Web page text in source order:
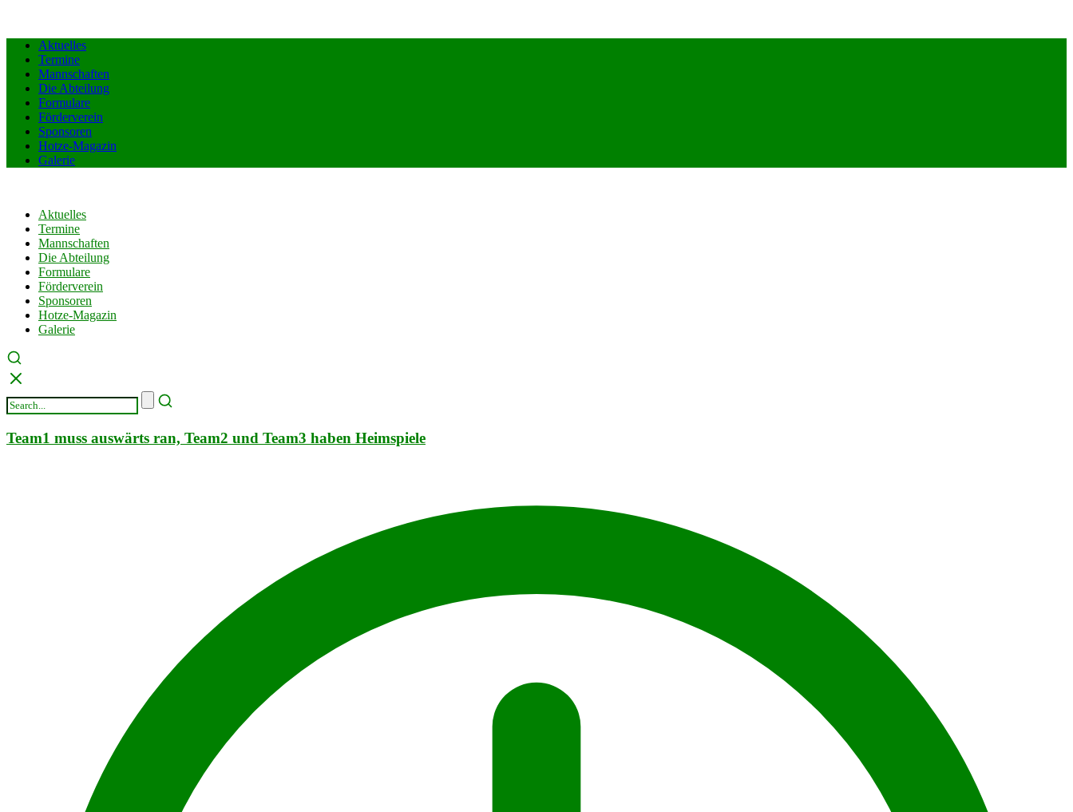
Aktuelles
Termine
Mannschaften
Die Abteilung
Formulare
Förderverein
Sponsoren
Hotze-Magazin
Galerie
Aktuelles
Termine
Mannschaften
Die Abteilung
Formulare
Förderverein
Sponsoren
Hotze-Magazin
Galerie
Team1 muss auswärts ran, Team2 und Team3 haben Heimspiele